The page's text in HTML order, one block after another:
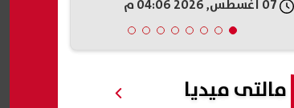
مالتى ميديا